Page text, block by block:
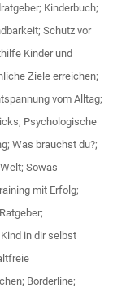
Kinderbuch;
Schutz vor
Kinder und
Ziele erreichen;
vom Alltag;
Psychologische
Was brauchst du?;
Sowas
mit Erfolg;
in dir selbst
Borderline;